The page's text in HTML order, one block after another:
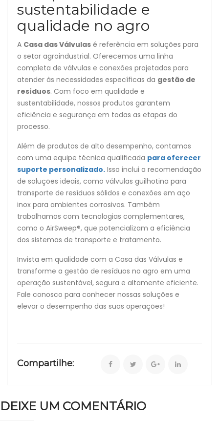
sustentabilidade e
qualidade no agro
A Casa das Válvulas é referência em soluções para
o setor agroindustrial. Oferecemos uma linha
completa de válvulas e conexões projetadas para
atender às necessidades específicas da gestão de
resíduos. Com foco em qualidade e
sustentabilidade, nossos produtos garantem
eficiência e segurança em todas as etapas do
processo.
Além de produtos de alto desempenho, contamos
com uma equipe técnica qualificada para oferecer
suporte personalizado. Isso inclui a recomendação
de soluções ideais, como válvulas guilhotina para
transporte de resíduos sólidos e conexões em aço
inox para ambientes corrosivos. Também
trabalhamos com tecnologias complementares,
como o AirSweep®, que potencializam a eficiência
dos sistemas de transporte e tratamento.
Invista em qualidade com a Casa das Válvulas e
transforme a gestão de resíduos no agro em uma
operação sustentável, segura e altamente eficiente.
Fale conosco para conhecer nossas soluções e
elevar o desempenho das suas operações!
Compartilhe:
DEIXE UM COMENTÁRIO